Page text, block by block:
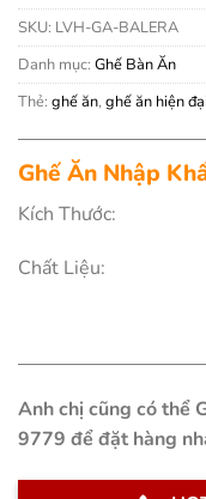
SKU: LVH-GA-BALERA
Danh mục: Ghế Bàn Ăn
Thẻ: ghế ăn, ghế ăn hiện đại
Ghế Ăn Nhập
Kích Thước:
Chất Liệu:
Anh chị cũng có thể
9779 để đặt hàng